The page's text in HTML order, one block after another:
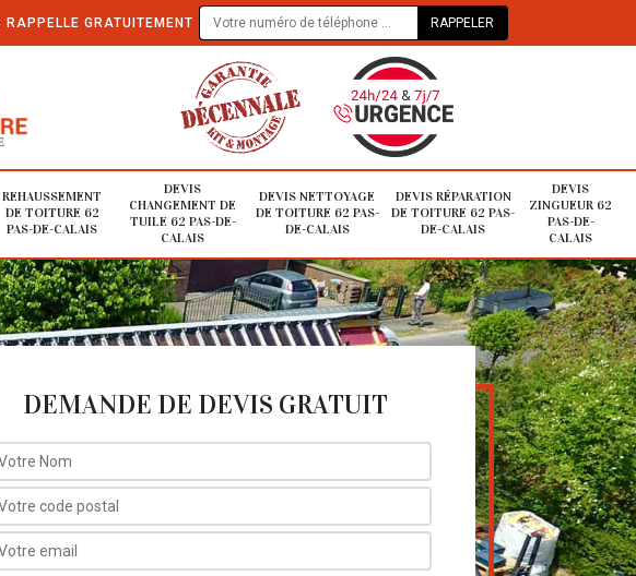
RAPPELLE GRATUITEMENT
REHAUSSEMENT
DE TOITURE 62
PAS-DE-CALAIS
DEVIS
CHANGEMENT DE
TUILE 62 PAS-DE-
CALAIS
DEVIS NETTOYAGE
DE TOITURE 62 PAS-
DE-CALAIS
DEVIS RÉPARATION
DE TOITURE 62 PAS-
DE-CALAIS
DEVIS
ZINGUEUR 62
PAS-DE-
CALAIS
DEMANDE DE DEVIS GRATUIT